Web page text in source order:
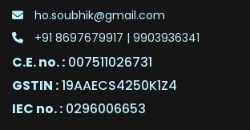
ho.soubhik@gmail.com
+91 8697679917 | 9903936341
C.E. no. : 007511026731
GSTIN :19AAECS4250K1Z4
IEC no. : 0296006653